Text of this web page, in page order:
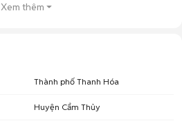
Xem thêm
Thành phố Thanh Hóa
Huyện Cẩm Thủy